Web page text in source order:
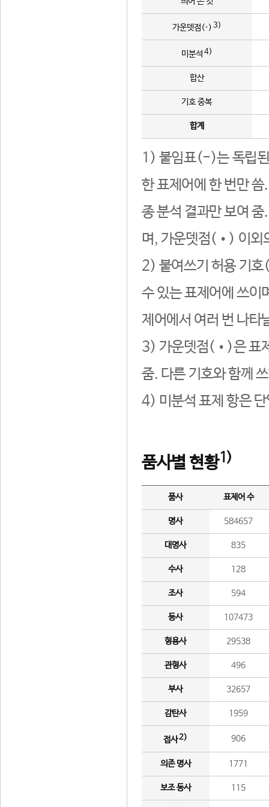
가운뎃점(·) 3)
미분석 4)
합산
기호 중복
합계
1) 붙임표(-)는 독립된
한 표제어에 한 번만
종 분석 결과만 보여
며, 가운뎃점(•) 이외
2) 붙여쓰기 허용 기호
수 있는 표제어에 쓰이
제어에서 여러 번 나타
3) 가운뎃점(•)은 표
줌. 다른 기호와 함께
4) 미분석 표제 항은
품사별 현황1)
품사 표제어 수
명사 584657
대명사 835
수사 128
조사 594
동사 107473
형용사 29538
관형사 496
부사 32657
감탄사 1959
접사2) 906
의존 명사 1771
보조 동사 115